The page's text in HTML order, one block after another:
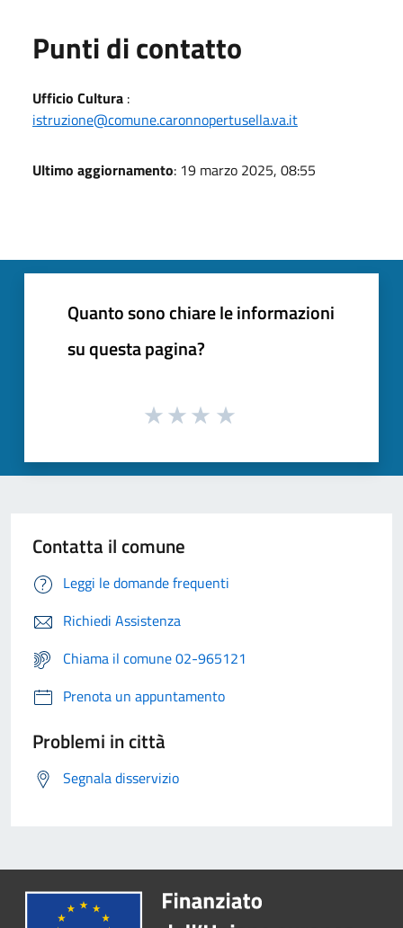
Punti di contatto
Ufficio Cultura :
istruzione@comune.caronnopertusella.va.it
Ultimo aggiornamento: 19 marzo 2025, 08:55
Quanto sono chiare le informazioni
su questa pagina?
Contatta il comune
Leggi le domande frequenti
Richiedi Assistenza
Chiama il comune 02-965121
Prenota un appuntamento
Problemi in città
Segnala disservizio